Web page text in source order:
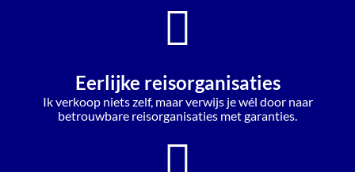
Eerlijke reisorganisaties
Ik verkoop niets zelf, maar verwijs je wél door naar
betrouwbare reisorganisaties met garanties.